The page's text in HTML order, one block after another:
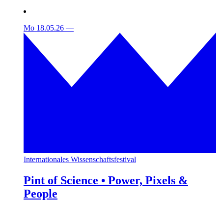
Mo 18.05.26 —
Internationales Wissenschaftsfestival
Pint of Science • Power, Pixels &
People